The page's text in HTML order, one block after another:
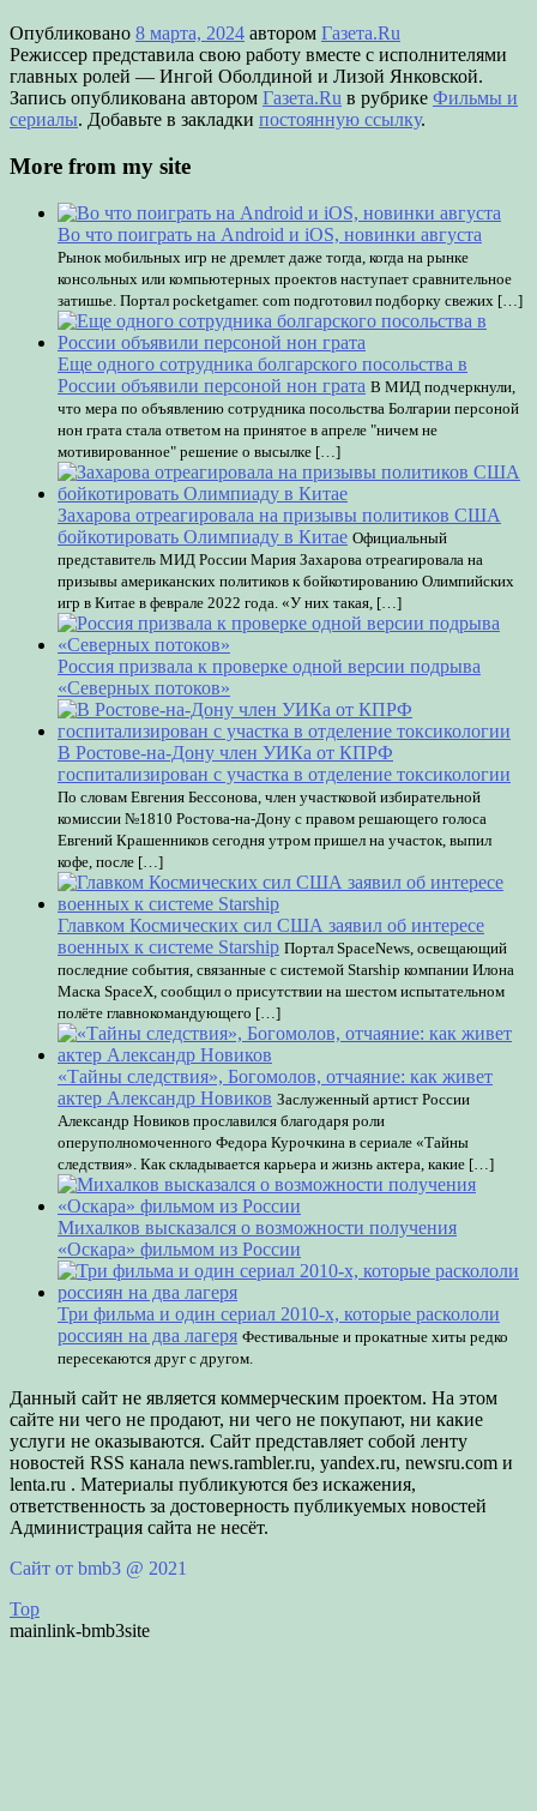
Опубликовано 8 марта, 2024 автором Газета.Ru
Режиссер представила свою работу вместе с исполнителями
главных ролей — Ингой Оболдиной и Лизой Янковской.
Запись опубликована автором Газета.Ru в рубрике Фильмы и
сериалы. Добавьте в закладки постоянную ссылку.
More from my site
Во что поиграть на Android и iOS, новинки августа
Рынок мобильных игр не дремлет даже тогда, когда на рынке
консольных или компьютерных проектов наступает сравнительное
затишье. Портал pocketgamer. com подготовил подборку свежих […]
Еще одного сотрудника болгарского посольства в
России объявили персоной нон грата В МИД подчеркнули,
что мера по объявлению сотрудника посольства Болгарии персоной
нон грата стала ответом на принятое в апреле "ничем не
мотивированное" решение о высылке […]
Захарова отреагировала на призывы политиков США
бойкотировать Олимпиаду в Китае Официальный
представитель МИД России Мария Захарова отреагировала на
призывы американских политиков к бойкотированию Олимпийских
игр в Китае в феврале 2022 года. «У них такая, […]
Россия призвала к проверке одной версии подрыва
«Северных потоков»
В Ростове-на-Дону член УИКа от КПРФ
госпитализирован с участка в отделение токсикологии
По словам Евгения Бессонова, член участковой избирательной
комиссии №1810 Ростова-на-Дону с правом решающего голоса
Евгений Крашенников сегодня утром пришел на участок, выпил
кофе, после […]
Главком Космических сил США заявил об интересе
военных к системе Starship Портал SpaceNews, освещающий
последние события, связанные с системой Starship компании Илона
Маска SpaceX, сообщил о присутствии на шестом испытательном
полёте главнокомандующего […]
«Тайны следствия», Богомолов, отчаяние: как живет
актер Александр Новиков Заслуженный артист России
Александр Новиков прославился благодаря роли
оперуполномоченного Федора Курочкина в сериале «Тайны
следствия». Как складывается карьера и жизнь актера, какие […]
Михалков высказался о возможности получения
«Оскара» фильмом из России
Три фильма и один сериал 2010-х, которые раскололи
россиян на два лагеря Фестивальные и прокатные хиты редко
пересекаются друг с другом.
Данный сайт не является коммерческим проектом. На этом
сайте ни чего не продают, ни чего не покупают, ни какие
услуги не оказываются. Сайт представляет собой ленту
новостей RSS канала news.rambler.ru, yandex.ru, newsru.com и
lenta.ru . Материалы публикуются без искажения,
ответственность за достоверность публикуемых новостей
Администрация сайта не несёт.
Сайт от bmb3 @ 2021
Top
mainlink-bmb3site